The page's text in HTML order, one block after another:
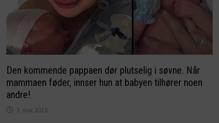
Den kommende pappaen dør plutselig i søvne. Når
mammaen føder, innser hun at babyen tilhører noen
andre!
3. mai 2018